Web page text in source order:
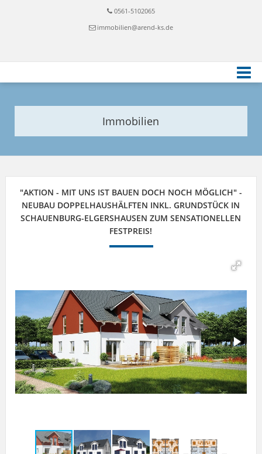
0561-5102065
immobilien@arend-ks.de
Immobilien
"AKTION - MIT UNS IST BAUEN DOCH NOCH MÖGLICH" -
NEUBAU DOPPELHAUSHÄLFTEN INKL. GRUNDSTÜCK IN
SCHAUENBURG-ELGERSHAUSEN ZUM SENSATIONELLEN
FESTPREIS!